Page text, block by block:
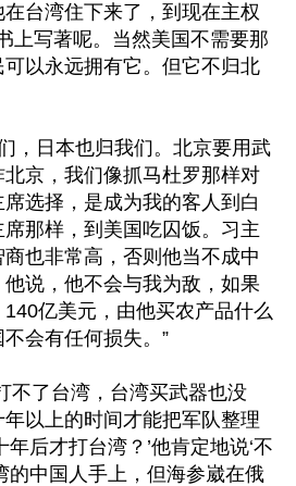
台湾住下来了，到现在主权
上写著呢。当然美国不需要那
以永远拥有它。但它不归北
，日本也归我们。北京要用武
京，我们像抓马杜罗那样对
选择，是成为我的客人到白
那样，到美国吃囚饭。习主
也非常高，否则他当不成中
说，他不会与我为敌，如果
亿美元，由他买农产品什么
会有任何损失。”
不了台湾，台湾买武器也没
以上的时间才能把军队整理
年后才打台湾？’他肯定地说‘不
的中国人手上，但海参崴在俄